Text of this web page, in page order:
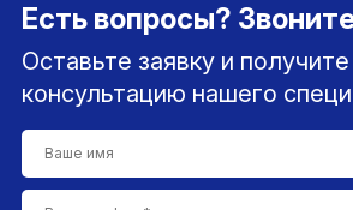
Есть вопросы?
Оставьте заявку и
консультацию нашего